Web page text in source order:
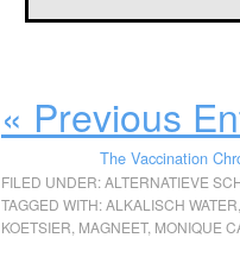
« Previous
The Vaccination
FILED UNDER:ALTERNATIEVE
TAGGED WITH:ALKALISCH WATER
KOETSIER MAGNEET, MONIQUE